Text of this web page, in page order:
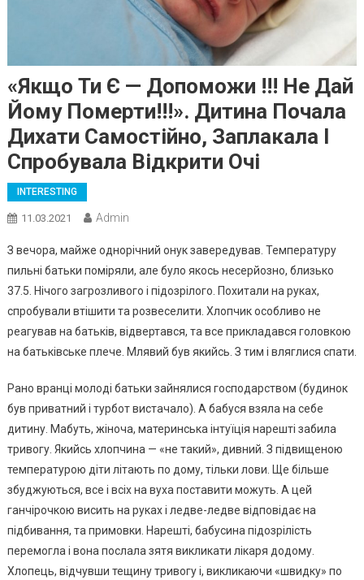
«Якщо Ти Є — Допоможи !!! Не Дай
Йому Померти!!!». Дитина Почала
Дихати Самостійно, Заплакала І
Спробувала Відкрити Очі
INTERESTING
11.03.2021 Admin
З вечора, майже однорічний онук завередував. Температуру
пильні батьки поміряли, але було якось несерйозно, близько
37.5. Нічого загрозливого і підозрілого. Похитали на руках,
спробували втішити та розвеселити. Хлопчик особливо не
реагував на батьків, відвертався, та все прикладався головкою
на батьківське плече. Млявий був якийсь. З тим і вляглися спати.
Рано вранці молоді батьки зайнялися господарством (будинок
був приватний і турбот вистачало). А бабуся взяла на себе
дитину. Мабуть, жіноча, материнська інтуїція нарешті забила
тривогу. Якийсь хлопчина — «не такий», дивний. З підвищеною
температурою діти літають по дому, тільки лови. Ще більше
збуджуються, все і всіх на вуха поставити можуть. А цей
ганчірочкою висить на руках і ледве-ледве відповідає на
підбивання, та примовки. Нарешті, бабусина підозрілість
перемогла і вона послала зятя викликати лікаря додому.
Хлопець, відчувши тещину тривогу і, викликаючи «швидку» по